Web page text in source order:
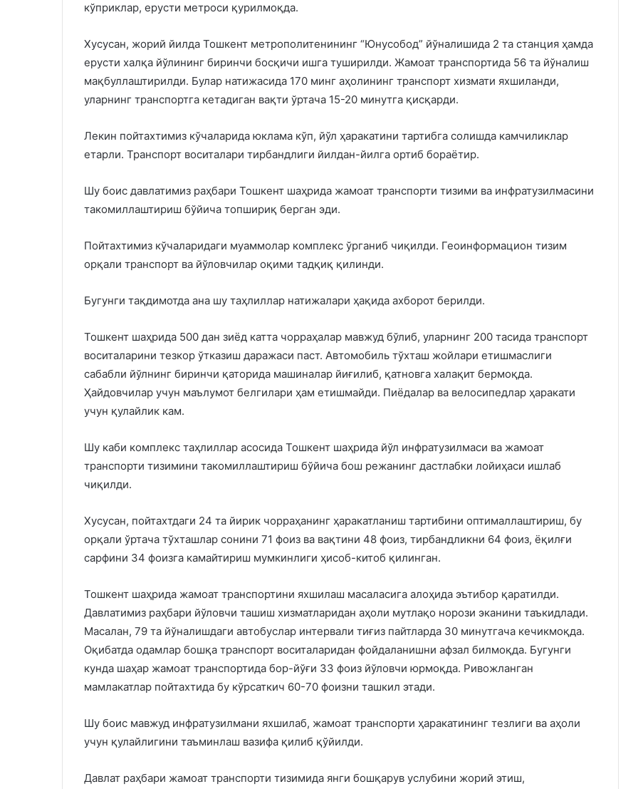
кўприклар, ерусти метроси қурилмоқда.
Хусусан, жорий йилда Тошкент метрополитенининг “Юнусобод” йўналишида 2 та станция ҳамда
ерусти халқа йўлининг биринчи босқичи ишга туширилди. Жамоат транспортида 56 та йўналиш
мақбуллаштирилди. Булар натижасида 170 минг аҳолининг транспорт хизмати яхшиланди,
уларнинг транспортга кетадиган вақти ўртача 15-20 минутга қисқарди.
Лекин пойтахтимиз кўчаларида юклама кўп, йўл ҳаракатини тартибга солишда камчиликлар
етарли. Транспорт воситалари тирбандлиги йилдан-йилга ортиб бораётир.
Шу боис давлатимиз раҳбари Тошкент шаҳрида жамоат транспорти тизими ва инфратузилмасини
такомиллаштириш бўйича топшириқ берган эди.
Пойтахтимиз кўчаларидаги муаммолар комплекс ўрганиб чиқилди. Геоинформацион тизим
орқали транспорт ва йўловчилар оқими тадқиқ қилинди.
Бугунги тақдимотда ана шу таҳлиллар натижалари ҳақида ахборот берилди.
Тошкент шаҳрида 500 дан зиёд катта чорраҳалар мавжуд бўлиб, уларнинг 200 тасида транспорт
воситаларини тезкор ўтказиш даражаси паст. Автомобиль тўхташ жойлари етишмаслиги
сабабли йўлнинг биринчи қаторида машиналар йиғилиб, қатновга халақит бермоқда.
Ҳайдовчилар учун маълумот белгилари ҳам етишмайди. Пиёдалар ва велосипедлар ҳаракати
учун қулайлик кам.
Шу каби комплекс таҳлиллар асосида Тошкент шаҳрида йўл инфратузилмаси ва жамоат
транспорти тизимини такомиллаштириш бўйича бош режанинг дастлабки лойиҳаси ишлаб
чиқилди.
Хусусан, пойтахтдаги 24 та йирик чорраҳанинг ҳаракатланиш тартибини оптималлаштириш, бу
орқали ўртача тўхташлар сонини 71 фоиз ва вақтини 48 фоиз, тирбандликни 64 фоиз, ёқилғи
сарфини 34 фоизга камайтириш мумкинлиги ҳисоб-китоб қилинган.
Тошкент шаҳрида жамоат транспортини яхшилаш масаласига алоҳида эътибор қаратилди.
Давлатимиз раҳбари йўловчи ташиш хизматларидан аҳоли мутлақо норози эканини таъкидлади.
Масалан, 79 та йўналишдаги автобуслар интервали тиғиз пайтларда 30 минутгача кечикмоқда.
Оқибатда одамлар бошқа транспорт воситаларидан фойдаланишни афзал билмоқда. Бугунги
кунда шаҳар жамоат транспортида бор-йўғи 33 фоиз йўловчи юрмоқда. Ривожланган
мамлакатлар пойтахтида бу кўрсаткич 60-70 фоизни ташкил этади.
Шу боис мавжуд инфратузилмани яхшилаб, жамоат транспорти ҳаракатининг тезлиги ва аҳоли
учун қулайлигини таъминлаш вазифа қилиб қўйилди.
Давлат раҳбари жамоат транспорти тизимида янги бошқарув услубини жорий этиш,